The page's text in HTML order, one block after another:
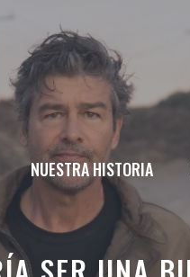
NUESTRA HISTORIA